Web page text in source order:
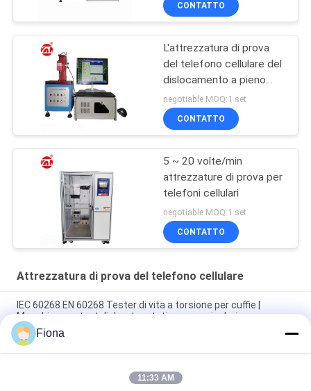
CONTATTO
L'attrezzatura di prova
del telefono cellulare del
dislocamento a pieno
carico per la chiave
rifornisce il bottone
negotiable MOQ:1 set
CONTATTO
5 ~ 20 volte/min
attrezzature di prova per
telefoni cellulari
negotiable MOQ:1 set
CONTATTO
Attrezzatura di prova del telefono cellulare
IEC 60268 EN 60268 Tester di vita a torsione per cuffie |
Macchina per test di durata rotativa per auricolari
USB-IF EIA-364-13 IEC 60512 Caricabatterie USB per cellulari
Macchina per prove di fatica a trazione per tester di durata di
espansione per cuffie, auricolari e archetto IEC 60068 IEC
Fiona
11:33 AM